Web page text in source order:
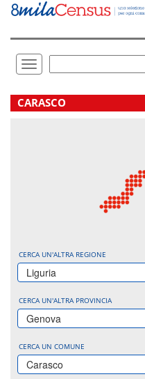
Vai
direttamente
Toggle
navigation
.
CARASCO
CERCA UN'ALTRA REGIONE
Liguria
CERCA UN'ALTRA PROVINCIA
Genova
CERCA UN COMUNE
Carasco